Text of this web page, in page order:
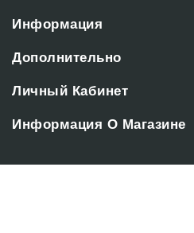
Информация
Дополнительно
Личный Кабинет
Информация О Магазине